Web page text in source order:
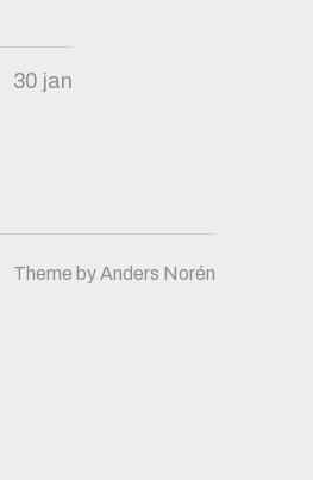
30 jan
Theme byAnders Norén